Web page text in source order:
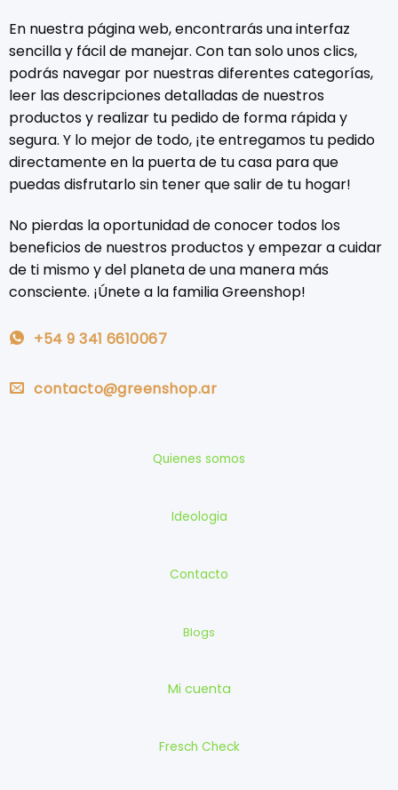
En nuestra página web, encontrarás una interfaz
sencilla y fácil de manejar. Con tan solo unos clics,
podrás navegar por nuestras diferentes categorías,
leer las descripciones detalladas de nuestros
productos y realizar tu pedido de forma rápida y
segura. Y lo mejor de todo, ¡te entregamos tu pedido
directamente en la puerta de tu casa para que
puedas disfrutarlo sin tener que salir de tu hogar!
No pierdas la oportunidad de conocer todos los
beneficios de nuestros productos y empezar a cuidar
de ti mismo y del planeta de una manera más
consciente. ¡Únete a la familia Greenshop!
+54 9 341 6610067
contacto@greenshop.ar
Quienes somos
Ideologia
Contacto
Blogs
Mi cuenta
Fresch Check